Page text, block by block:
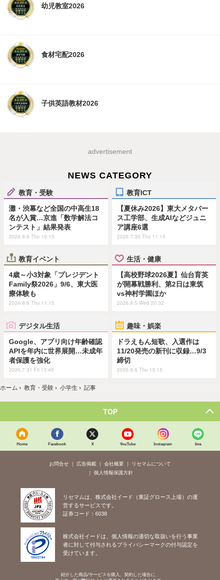
幼児教室2026
食材宅配2026
子供英語教材2026
advertisement
NEWS CATEGORY
教育・受験
灘・渋幕など全国の中高生18
名が入賞…京進「数学解法コ
ンテスト」結果発表
2026.8.6 Thu 16:15
教育ICT
【夏休み2026】東大メタバー
ス工学部、生成AIなどジュニ
ア講座6選
2026.7.30 Thu 11:15
教育イベント
4歳～小3対象「プレジデント
Family祭2026」9/6、東大医
療体験も
2026.8.6 Thu 11:15
生活・健康
【高校野球2026夏】仙台育英
が開幕戦勝利、第2日は東筑
vs神村学園ほか
2026.8.5 Wed 20:32
デジタル生活
Google、アプリ向け年齢確認
APIを年内に世界展開…未成年
者保護を強化
2026.7.31 Fri 13:45
趣味・娯楽
ドラえもん短歌、入選作は
11/20発売の新刊に収録…9/3
締切
2026.8.6 Thu 15:15
ホーム › 教育・受験 › 小学生 › 記事
TOP
Home Facebook X YouTube Instagram line
お問合せ 広告掲載 会社概要
リセマムについて
個人情報保護方針
リセマムは、株式会社イード（東証グロース上場）の運
営するサービスです。
証券コード：6038
株式会社イードは、個人情報の適切な取扱いを行う事業
者に対して付与されるプライバシーマークの付与認定を
受けています。
紹介した商品/サービスを購入、契約した場合に、